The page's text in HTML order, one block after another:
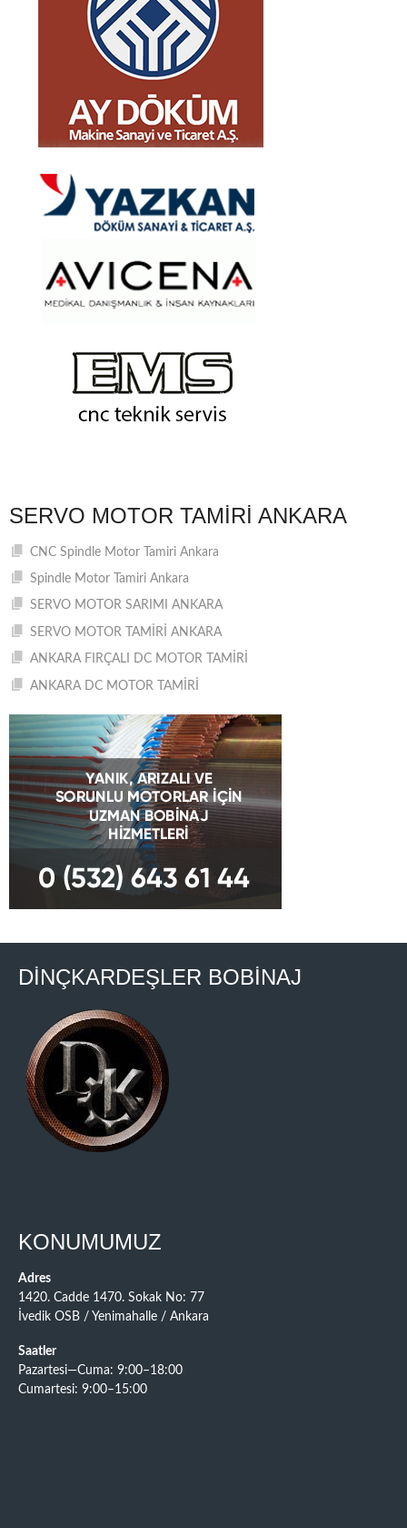
SERVO MOTOR TAMIRI ANKARA
CNC Spindle Motor Tamiri Ankara
Spindle Motor Tamiri Ankara
SERVO MOTOR SARIMI ANKARA
SERVO MOTOR TAMİRİ ANKARA
ANKARA FIRÇALI DC MOTOR TAMİRİ
ANKARA DC MOTOR TAMİRİ
DİNÇKARDEŞLER BOBİNAJ
KONUMUMUZ
Adres
1420. Cadde 1470. Sokak No: 77
İvedik OSB / Yenimahalle / Ankara
Saatler
Pazartesi—Cuma: 9:00–18:00
Cumartesi: 9:00–15:00